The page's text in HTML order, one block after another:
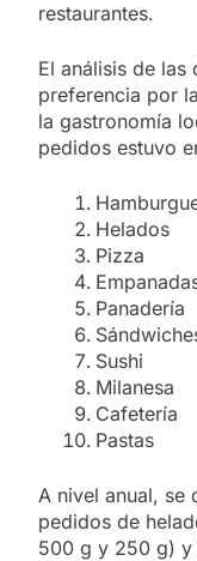
restaurantes.
El análisis de las
preferencia por
la gastronomía
pedidos estuvo
Helados
Pizza
Panadería
Sushi
Milanesa
Cafetería
Pastas
A nivel anual, se
pedidos de
500 g y 250 g) y